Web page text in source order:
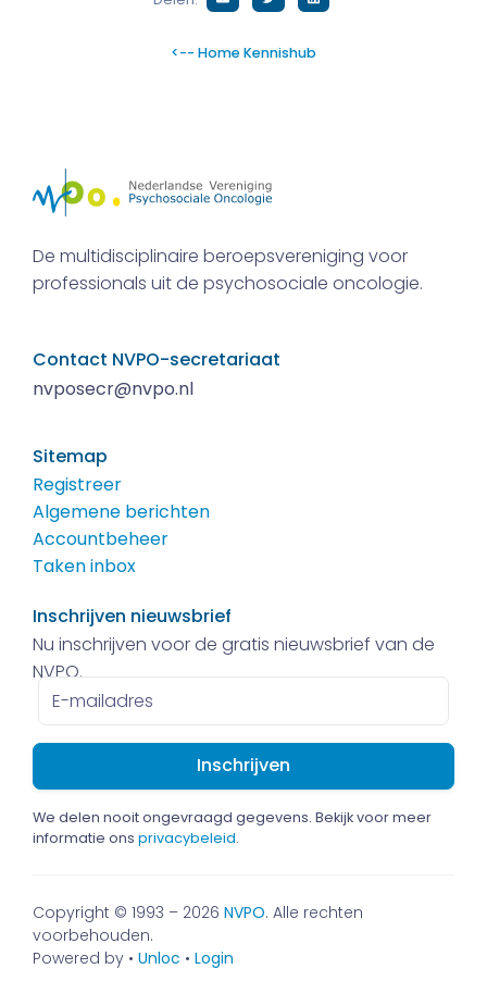
<-- Home Kennishub
De multidisciplinaire beroepsvereniging voor
professionals uit de psychosociale oncologie.
Contact NVPO-secretariaat
nvposecr@nvpo.nl
Sitemap
Registreer
Algemene berichten
Accountbeheer
Taken inbox
Inschrijven nieuwsbrief
Nu inschrijven voor de gratis nieuwsbrief van de
NVPO.
E-
mailadres
We delen nooit ongevraagd gegevens. Bekijk voor meer
informatie ons privacybeleid.
Copyright © 1993 – 2026 NVPO. Alle rechten
voorbehouden.
Powered by • Unloc • Login